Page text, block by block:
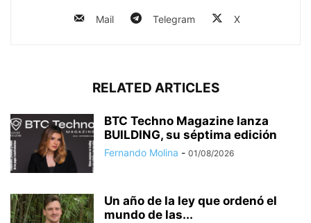
Mail Telegram X
RELATED ARTICLES
BTC Techno Magazine lanza
BUILDING, su séptima edición
Fernando Molina - 01/08/2026
Un año de la ley que ordenó el
mundo de las...